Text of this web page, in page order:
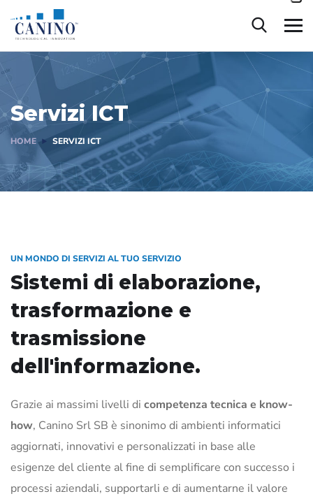
contenuto
Servizi ICT
HOME SERVIZI ICT
UN MONDO DI SERVIZI AL TUO SERVIZIO
Sistemi di elaborazione,
trasformazione e
trasmissione
dell'informazione.
Grazie ai massimi livelli di competenza tecnica e know-
how, Canino Srl SB è sinonimo di ambienti informatici
aggiornati, innovativi e personalizzati in base alle
esigenze del cliente al fine di semplificare con successo i
processi aziendali, supportarli e di aumentarne il valore